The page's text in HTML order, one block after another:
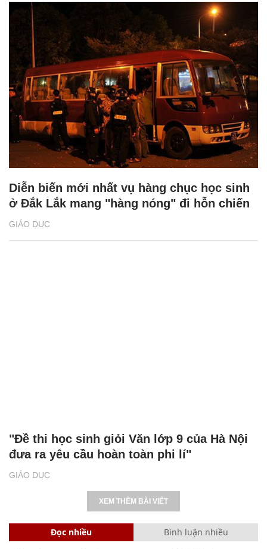
GIÁO DỤC
Diễn biến mới nhất vụ hàng chục học sinh
ở Đắk Lắk mang "hàng nóng" đi hỗn chiến
GIÁO DỤC
"Đề thi học sinh giỏi Văn lớp 9 của Hà Nội
đưa ra yêu cầu hoàn toàn phi lí"
XEM THÊM BÀI VIẾT
Đọc nhiều Bình luận nhiều